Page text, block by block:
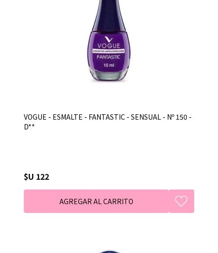
VOGUE - ESMALTE - FANTASTIC - SENSUAL - Nº 150 -
D**
$U 122